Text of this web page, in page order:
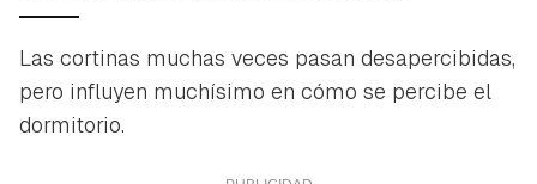
Las cortinas muchas veces pasan desapercibidas,
pero influyen muchísimo en cómo se percibe el
dormitorio.